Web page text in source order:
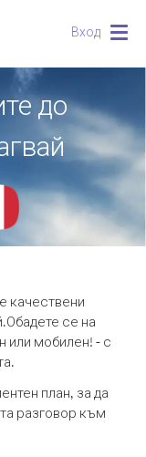
Вход
до
качествени
Обадете се на
или мобилен! - с
план, за да
разговор към